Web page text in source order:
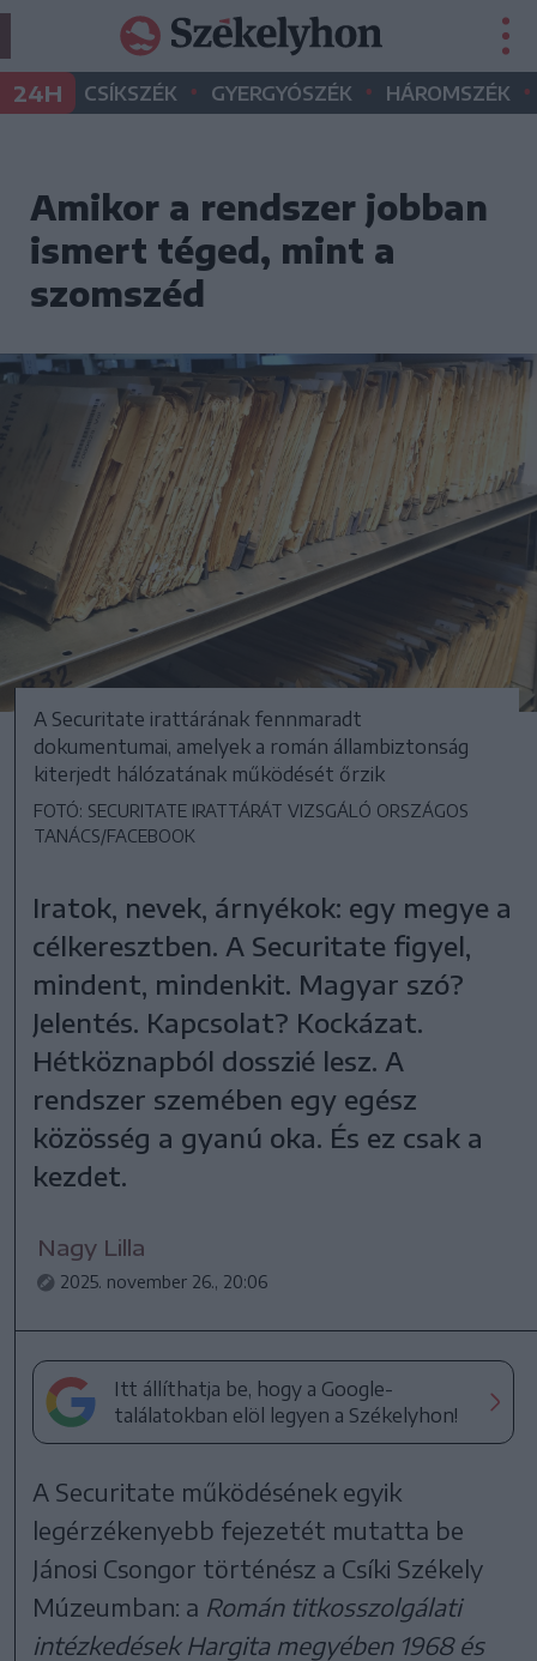
24H CSÍKSZÉK • GYERGYÓSZÉK • HÁROMSZÉK •
Amikor a rendszer jobban
ismert téged, mint a
szomszéd
A Securitate irattárának fennmaradt
dokumentumai, amelyek a román állambiztonság
kiterjedt hálózatának működését őrzik
FOTÓ: SECURITATE IRATTÁRÁT VIZSGÁLÓ ORSZÁGOS
TANÁCS/FACEBOOK
Iratok, nevek, árnyékok: egy megye a
célkeresztben. A Securitate figyel,
mindent, mindenkit. Magyar szó?
Jelentés. Kapcsolat? Kockázat.
Hétköznapból dosszié lesz. A
rendszer szemében egy egész
közösség a gyanú oka. És ez csak a
kezdet.
Nagy Lilla
2025. november 26., 20:06
Itt állíthatja be, hogy a Google-
találatokban elöl legyen a Székelyhon!
A Securitate működésének egyik
legérzékenyebb fejezetét mutatta be
Jánosi Csongor történész a Csíki Székely
Múzeumban: a Román titkosszolgálati
intézkedések Hargita megyében 1968 és